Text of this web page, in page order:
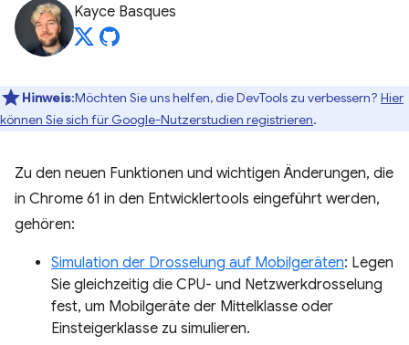
Kayce Basques
Hinweis:Möchten Sie uns helfen, die DevTools zu verbessern? Hier
können Sie sich für Google-Nutzerstudien registrieren.
Zu den neuen Funktionen und wichtigen Änderungen, die
in Chrome 61 in den Entwicklertools eingeführt werden,
gehören:
Simulation der Drosselung auf Mobilgeräten: Legen
Sie gleichzeitig die CPU- und Netzwerkdrosselung
fest, um Mobilgeräte der Mittelklasse oder
Einsteigerklasse zu simulieren.